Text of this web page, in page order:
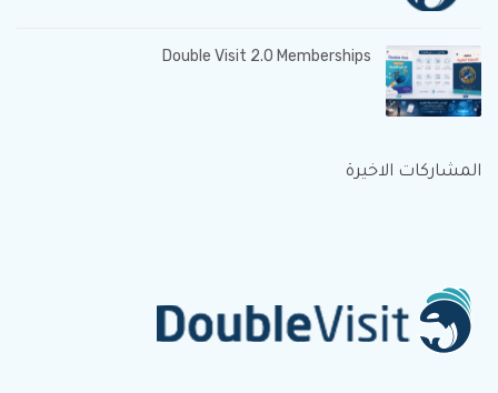
Double Visit 2.0 Memberships
المشاركات الاخيرة